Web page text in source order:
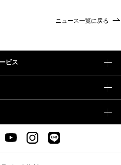
ニュース一覧に戻る
ビス